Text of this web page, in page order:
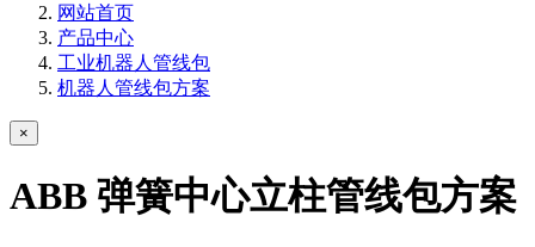
网站首页
产品中心
工业机器人管线包
机器人管线包方案
×
ABB 弹簧中心立柱管线包方案